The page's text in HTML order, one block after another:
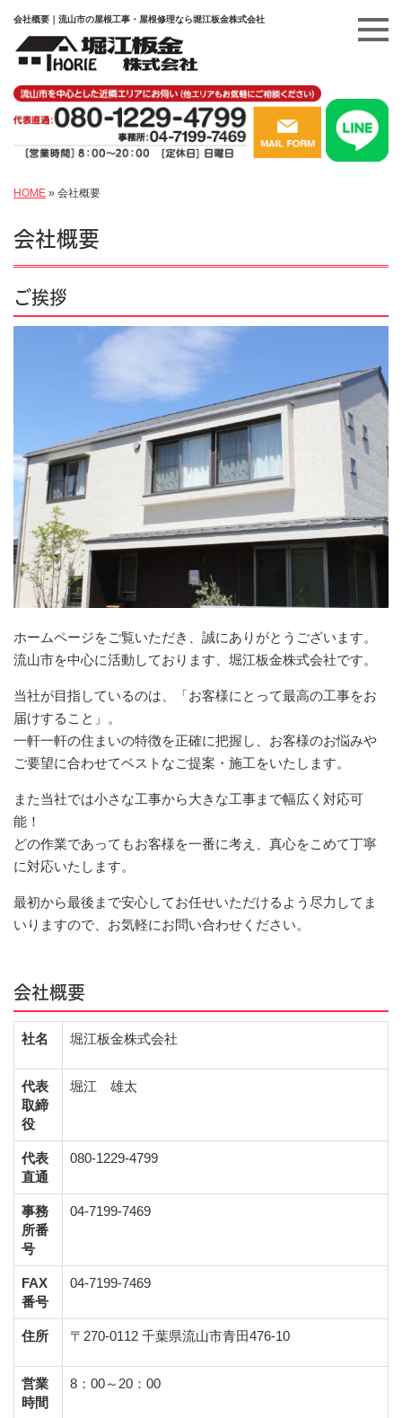
会社概要｜流山市の屋根工事・屋根修理なら堀江板金株式会社
HOME » 会社概要
会社概要
ご挨拶
ホームページをご覧いただき、誠にありがとうございます。
流山市を中心に活動しております、堀江板金株式会社です。
当社が目指しているのは、「お客様にとって最高の工事をお
届けすること」。
一軒一軒の住まいの特徴を正確に把握し、お客様のお悩みや
ご要望に合わせてベストなご提案・施工をいたします。
また当社では小さな工事から大きな工事まで幅広く対応可
能！
どの作業であってもお客様を一番に考え、真心をこめて丁寧
に対応いたします。
最初から最後まで安心してお任せいただけるよう尽力してま
いりますので、お気軽にお問い合わせください。
会社概要
社名 堀江板金株式会社
代表
取締
役
堀江 雄太
代表
直通
080-1229-4799
事務
所番
号
04-7199-7469
FAX
番号
04-7199-7469
住所 〒270-0112 千葉県流山市青田476-10
営業
時間
8：00～20：00